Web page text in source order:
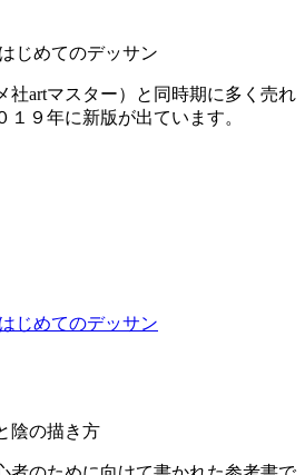
じめてのデッサン
社artマスター）と同時期に多く売れ
９年に新版が出ています。
じめてのデッサン
陰の描き方